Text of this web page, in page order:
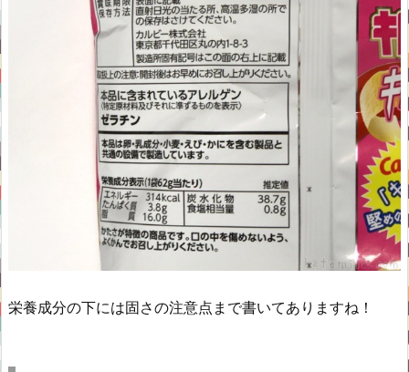
栄養成分の下には固さの注意点まで書いてありますね！